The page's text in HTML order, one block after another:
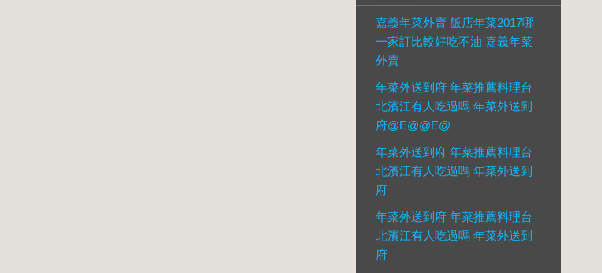
嘉義年菜外賣 飯店年菜2017哪
一家訂比較好吃不油 嘉義年菜
外賣
年菜外送到府 年菜推薦料理台
北濱江有人吃過嗎 年菜外送到
府@E@@E@
年菜外送到府 年菜推薦料理台
北濱江有人吃過嗎 年菜外送到
府
年菜外送到府 年菜推薦料理台
北濱江有人吃過嗎 年菜外送到
府